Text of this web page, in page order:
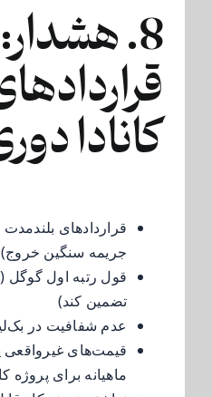
8.
کانادا
جریمه سنگین خروج)
قول رتبه اول گوگل
تضمین کند)
عدم شفافیت در
ماهیانه برای پروژه